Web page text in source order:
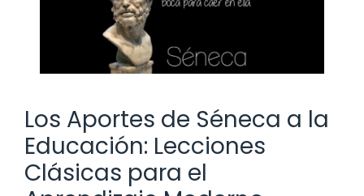
Los Aportes de Séneca a la
Educación: Lecciones
Clásicas para el